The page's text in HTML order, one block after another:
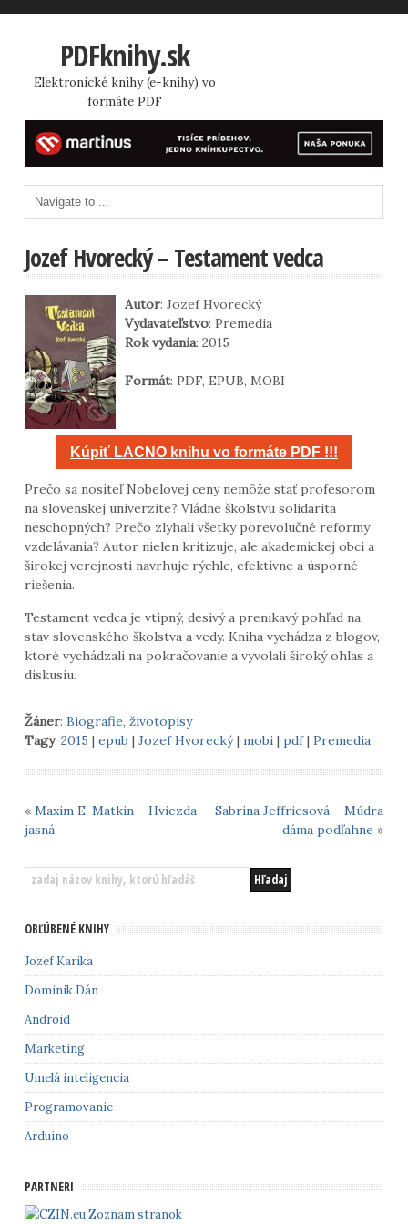
PDFknihy.sk
Elektronické knihy (e-knihy) vo
formáte PDF
Jozef Hvorecký – Testament vedca
Autor: Jozef Hvorecký
Vydavateľstvo: Premedia
Rok vydania: 2015
Formát: PDF, EPUB, MOBI
Kúpiť LACNO knihu vo formáte PDF !!!
Prečo sa nositeľ Nobelovej ceny nemôže stať profesorom
na slovenskej univerzite? Vládne školstvu solidarita
neschopných? Prečo zlyhali všetky porevolučné reformy
vzdelávania? Autor nielen kritizuje, ale akademickej obci a
širokej verejnosti navrhuje rýchle, efektívne a úsporné
riešenia.
Testament vedca je vtipný, desivý a prenikavý pohľad na
stav slovenského školstva a vedy. Kniha vychádza z blogov,
ktoré vychádzali na pokračovanie a vyvolali široký ohlas a
diskusiu.
Žáner: Biografie, životopisy
Tagy: 2015 | epub | Jozef Hvorecký| mobi| pdf| Premedia
« Maxim E. Matkin – Hviezda
jasná
Sabrina Jeffriesová – Múdra
dáma podľahne »
OBĽÚBENÉ KNIHY
Jozef Karika
Dominik Dán
Android
Marketing
Umelá inteligencia
Programovanie
Arduino
PARTNERI
Zoznam stránok